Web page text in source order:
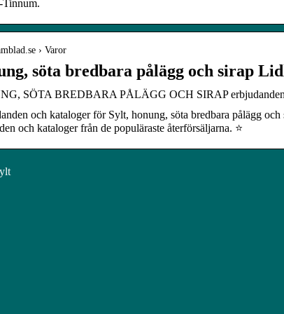
› Varor
söta bredbara pålägg och sirap
SÖTA BREDBARA PÅLÄGG OCH SIRAP erbjudanden
och kataloger för Sylt, honung, söta bredbara pålägg
och kataloger från de populäraste återförsäljarna. ⭐